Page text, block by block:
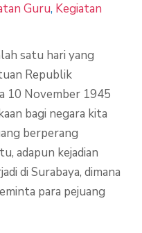
Guru, Kegiatan
satu hari yang
Republik
10 November 1945
bagi negara kita
berperang
adapun kejadian
di Surabaya, dimana
para pejuang